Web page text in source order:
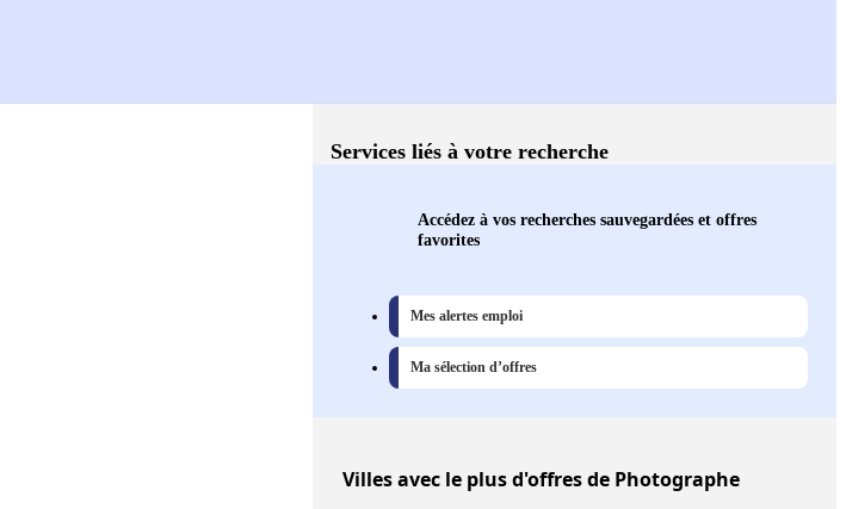
Services liés à votre recherche
Accédez à vos recherches sauvegardées et offres
favorites
Mes alertes emploi
Ma sélection d’offres
Villesavec le plus d'offres de Photographe